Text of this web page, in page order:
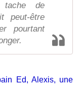
de
peut-être
pourtant
Ed, Alexis, une